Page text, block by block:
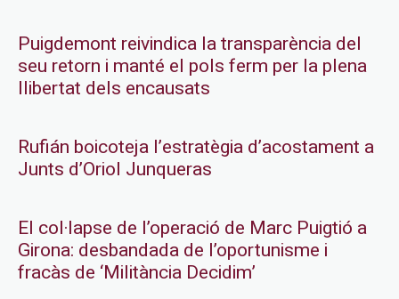
Puigdemont reivindica la transparència del
seu retorn i manté el pols ferm per la plena
llibertat dels encausats
Rufián boicoteja l’estratègia d’acostament a
Junts d’Oriol Junqueras
El col·lapse de l’operació de Marc Puigtió a
Girona: desbandada de l’oportunisme i
fracàs de ‘Militància Decidim’